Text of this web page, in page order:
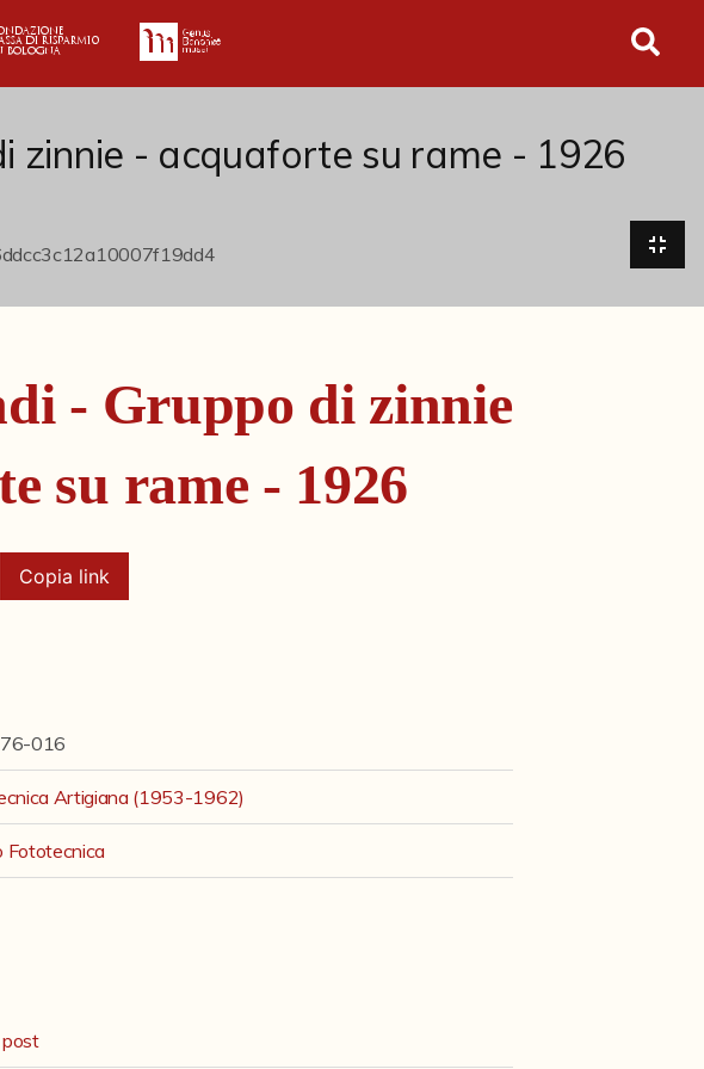
zinnie - acquaforte su rame - 1926
- Gruppo di zinnie
su rame - 1926
Copia link
016
Artigiana (1953-1962)
Fototecnica